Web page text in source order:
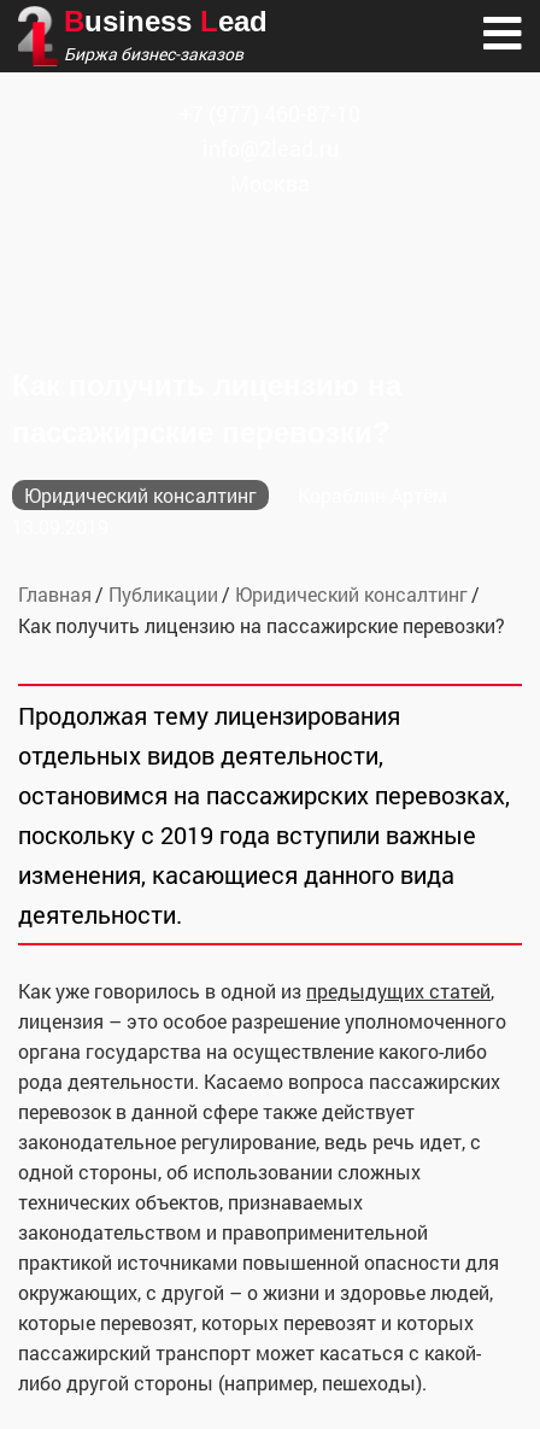
Business Lead
Биржа бизнес-заказов
Юридический консалтинг
Главная Публикации
Юридический консалтинг
Как получить лицензию на пассажирские перевозки?
Продолжая тему лицензирования
отдельных видов деятельности,
остановимся на пассажирских перевозках,
поскольку с 2019 года вступили важные
изменения, касающиеся данного вида
деятельности.
Как уже говорилось в одной из предыдущих статей,
лицензия – это особое разрешение уполномоченного
органа государства на осуществление какого-либо
рода деятельности. Касаемо вопроса пассажирских
перевозок в данной сфере также действует
законодательное регулирование, ведь речь идет, с
одной стороны, об использовании сложных
технических объектов, признаваемых
законодательством и правоприменительной
практикой источниками повышенной опасности для
окружающих, с другой – о жизни и здоровье людей,
которые перевозят, которых перевозят и которых
пассажирский транспорт может касаться с какой-
либо другой стороны (например, пешеходы).